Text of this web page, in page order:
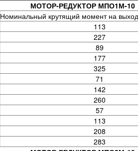
МОТОР-РЕДУКТОР МПО1М-10
Номинальный крутящий момент на
113
227
89
177
325
71
142
260
57
113
208
283